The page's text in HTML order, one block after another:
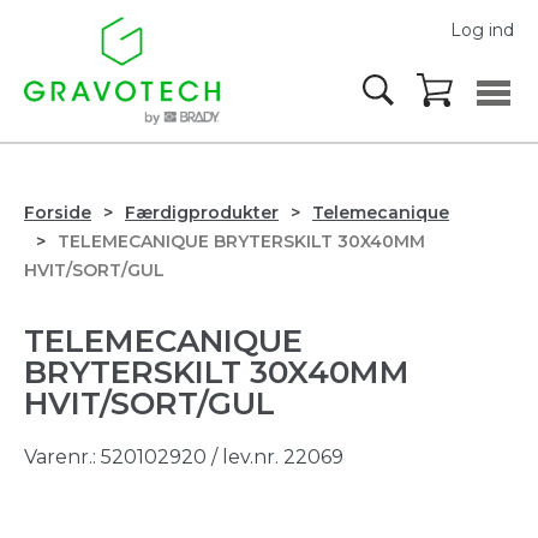
Log ind
Forside Færdigprodukter
Telemecanique
TELEMECANIQUE BRYTERSKILT 30X40MM
HVIT/SORT/GUL
TELEMECANIQUE
BRYTERSKILT 30X40MM
HVIT/SORT/GUL
Varenr.: 520102920 / lev.nr. 22069